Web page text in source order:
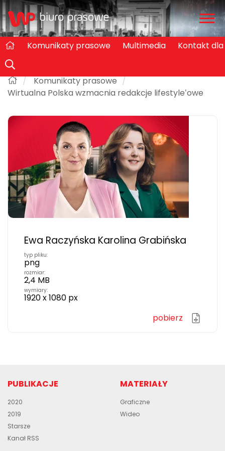
Zwiń
Komunikaty prasowe Multimedia Kontakt
Komunikaty prasowe
Wirtualna Polska wzmacnia redakcje lifestyle’owe
Ewa Raczyńska Karolina Grabińska
typ pliku:
png
rozmiar:
2,4 MB
wymiary:
1920 x 1080 px
pobierz
PUBLIKACJE
2020
2019
Starsze
Kanał RSS
MATERIAŁY
Graficzne
Wideo